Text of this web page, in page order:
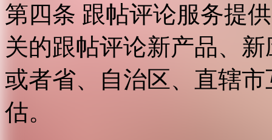
第四条 跟帖评论服务提
关的跟帖评论新产品、
或者省、自治区、直辖
估。